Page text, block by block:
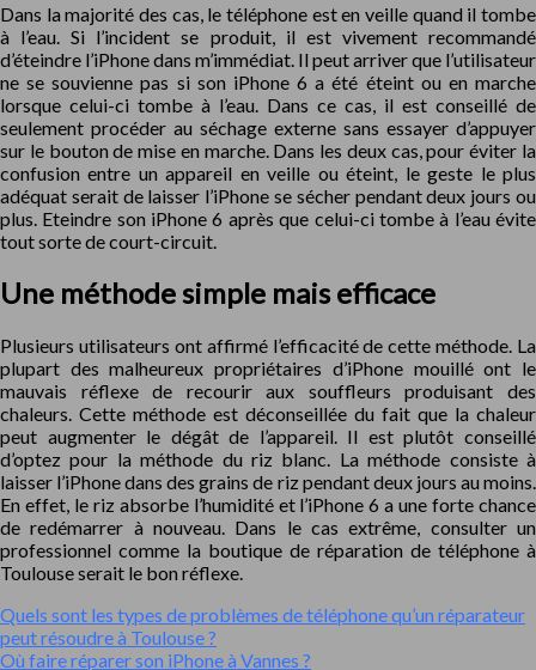
Dans la majorité des cas, le téléphone est en veille quand il tombe
à l’eau. Si l’incident se produit, il est vivement recommandé
d’éteindre l’iPhone dans m’immédiat. Il peut arriver que l’utilisateur
ne se souvienne pas si son iPhone 6 a été éteint ou en marche
lorsque celui-ci tombe à l’eau. Dans ce cas, il est conseillé de
seulement procéder au séchage externe sans essayer d’appuyer
sur le bouton de mise en marche. Dans les deux cas, pour éviter la
confusion entre un appareil en veille ou éteint, le geste le plus
adéquat serait de laisser l’iPhone se sécher pendant deux jours ou
plus. Eteindre son iPhone 6 après que celui-ci tombe à l’eau évite
tout sorte de court-circuit.
Une méthode simple mais efficace
Plusieurs utilisateurs ont affirmé l’efficacité de cette méthode. La
plupart des malheureux propriétaires d’iPhone mouillé ont le
mauvais réflexe de recourir aux souffleurs produisant des
chaleurs. Cette méthode est déconseillée du fait que la chaleur
peut augmenter le dégât de l’appareil. Il est plutôt conseillé
d’optez pour la méthode du riz blanc. La méthode consiste à
laisser l’iPhone dans des grains de riz pendant deux jours au moins.
En effet, le riz absorbe l’humidité et l’iPhone 6 a une forte chance
de redémarrer à nouveau. Dans le cas extrême, consulter un
professionnel comme la boutique de réparation de téléphone à
Toulouse serait le bon réflexe.
Quels sont les types de problèmes de téléphone qu’un réparateur
peut résoudre à Toulouse ?
Où faire réparer son iPhone à Vannes ?